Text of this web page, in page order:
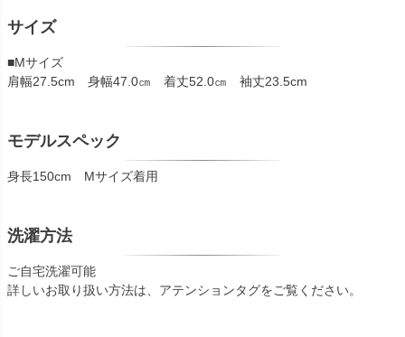
サイズ
■Mサイズ
肩幅27.5cm 身幅47.0㎝ 着丈52.0㎝ 袖丈23.5cm
モデルスペック
身長150cm Mサイズ着用
洗濯方法
ご自宅洗濯可能
詳しいお取り扱い方法は、アテンションタグをご覧ください。